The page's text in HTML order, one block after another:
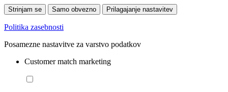
Strinjam se Samo obvezno Prilagajanje nastavitev
Politika zasebnosti
Posamezne nastavitve za varstvo podatkov
Customer match marketing